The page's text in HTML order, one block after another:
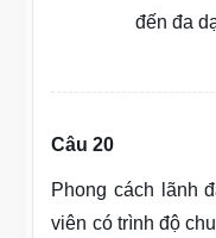
đến đa
Câu 20
Phong cách lãnh
viên có trình độ